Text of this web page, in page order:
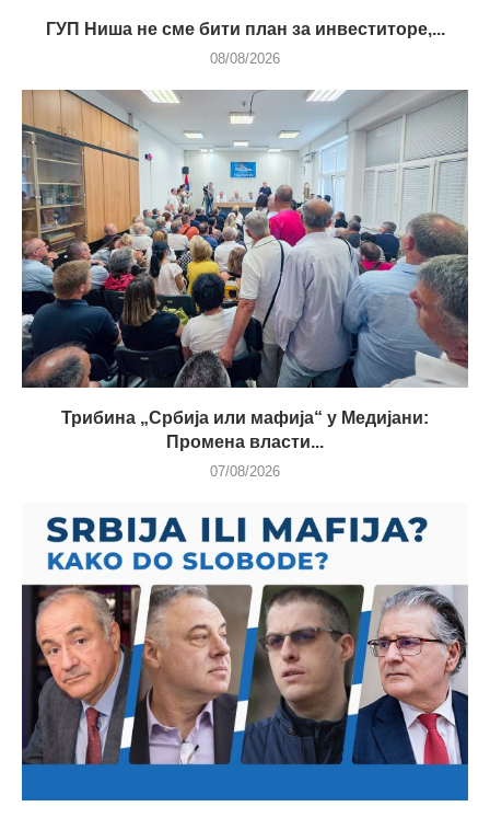
ГУП Ниша не сме бити план за инвеститоре,...
08/08/2026
Трибина „Србија или мафија“ у Медијани:
Промена власти...
07/08/2026